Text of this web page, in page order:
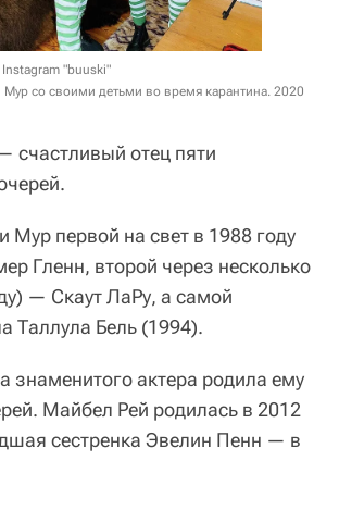
"buuski"
со своими детьми во время карантина. 2020
счастливый отец пяти
Мур первой на свет в 1988 году
Гленн, второй через несколько
— Скаут ЛаРу, а самой
Таллула Бель (1994).
знаменитого актера родила ему
Майбел Рей родилась в 2012
сестренка Эвелин Пенн — в